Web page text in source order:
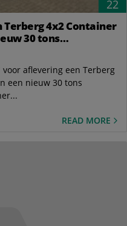
22
4x2 Container
30 tons
Systems bv
aflevering een Terberg
een nieuw 30 tons
READ MORE